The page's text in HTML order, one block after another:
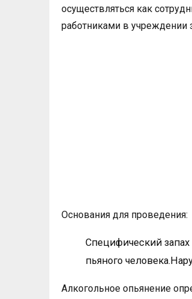
осуществляться как
работниками в учреждении
Основания для проведения:
Специфический запах
пьяного
Алкогольное опьянение